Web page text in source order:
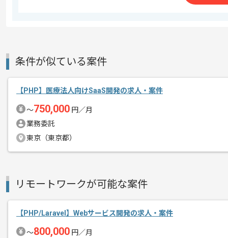
・Java(Android)を用いた開発の実務経
精算条件
募集人数
条件が似ている案件
【PHP】医療法人向けSaaS開発の求人・案件
〜750,000 円／月
業務委託
東京（東京都）
リモートワークが可能な案件
【PHP/Laravel】Webサービス開発の求人・案件
〜800,000 円／月